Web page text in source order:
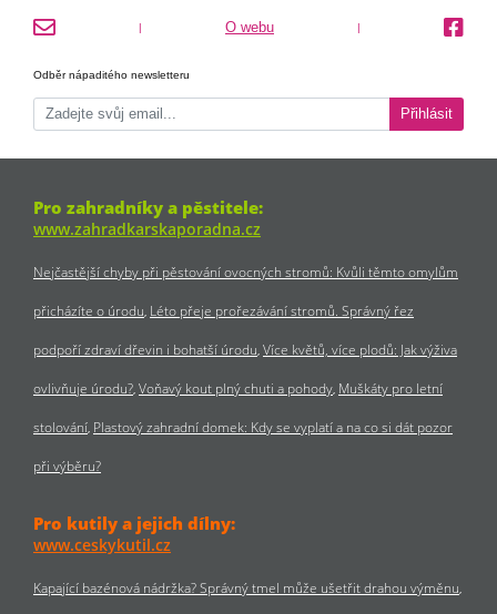
| O webu |
Odběr nápaditého newsletteru
Přihlásit
Pro zahradníky a pěstitele:
www.zahradkarskaporadna.cz
Nejčastější chyby při pěstování ovocných stromů: Kvůli těmto omylům
přicházíte o úrodu Léto přeje prořezávání stromů. Správný řez
podpoří zdraví dřevin i bohatší úrodu Více květů, více plodů: Jak výživa
ovlivňuje úrodu? Voňavý kout plný chuti a pohody Muškáty pro letní
stolování Plastový zahradní domek: Kdy se vyplatí a na co si dát pozor
při výběru?
Pro kutily a jejich dílny:
www.ceskykutil.cz
Kapající bazénová nádržka? Správný tmel může ušetřit drahou výměnu